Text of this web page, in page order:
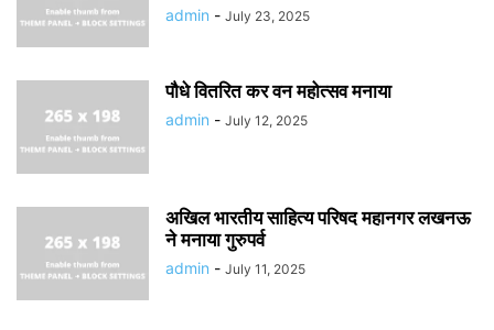
admin - July 23, 2025
पौधे वितरित कर वन महोत्सव मनाया
admin - July 12, 2025
अखिल भारतीय साहित्य परिषद महानगर लखनऊ
ने मनाया गुरुपर्व
admin - July 11, 2025